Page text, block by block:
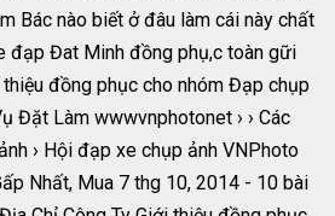
Bác nào biết ở đâu làm cái này chất
đạp Đat Minh đồng phụ,c toàn gữi
đồng phục cho nhóm Đạp chụp
Đặt Làm wwwvnphotonet › › Các
› Hội đạp xe chụp ảnh VNPhoto
Nhất, Mua 7 thg 10, 2014 - 10 bài